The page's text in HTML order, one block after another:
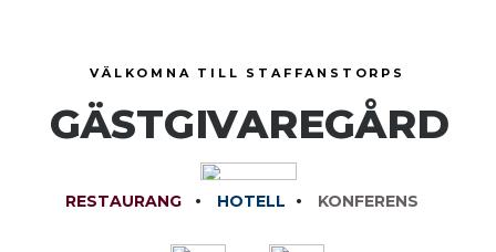
GÄSTGIVAREGÅRD
KONFERENS
HOTELL
RESTAURANG
VÄLKOMNA TILL STAFFANSTORPS
. .